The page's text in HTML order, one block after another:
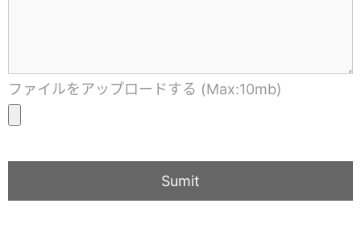
ファイルをアップロードする (Max:10mb)